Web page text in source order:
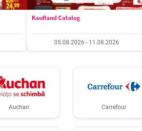
Kaufland Catalog
05.08.2026 - 11.08.2026
Auchan Carrefour